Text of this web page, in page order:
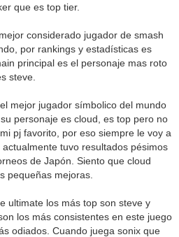
que es top tier.
considerado jugador de smash
por rankings y estadísticas es
principal es el personaje mas roto
steve.
mejor jugador símbolico del mundo
personaje es cloud, es top pero no
pj favorito, por eso siempre le voy a
actualmente tuvo resultados pésimos
de Japón. Siento que cloud
pequeñas mejoras.
ultimate los más top son steve y
los más consistentes en este juego
odiados. Cuando juega sonix que